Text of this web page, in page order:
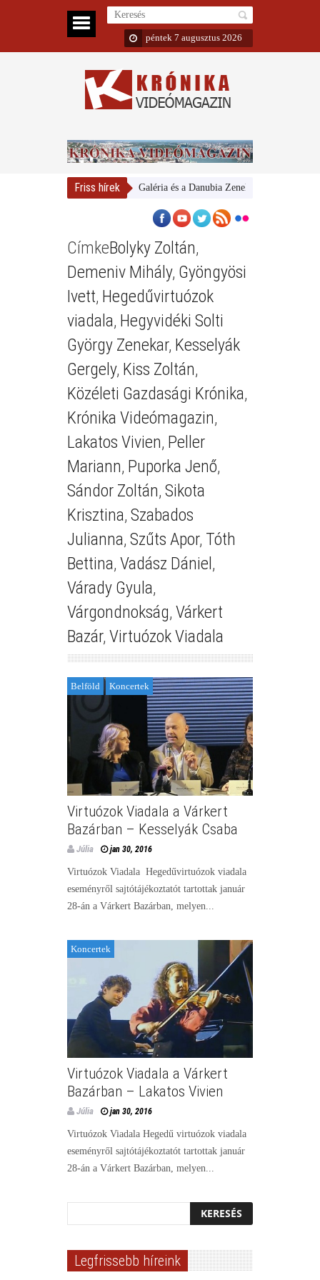
péntek 7 augusztus 2026
Friss hírek
Magyar Nemzeti Galéria és a Danubia Zenekar
CímkeBolyky Zoltán,
Demeniv Mihály, Gyöngyösi
Ivett, Hegedűvirtuózok
viadala, Hegyvidéki Solti
György Zenekar, Kesselyák
Gergely, Kiss Zoltán,
Közéleti Gazdasági Krónika,
Krónika Videómagazin,
Lakatos Vivien, Peller
Mariann, Puporka Jenő,
Sándor Zoltán, Sikota
Krisztina, Szabados
Julianna, Szűts Apor, Tóth
Bettina, Vadász Dániel ,
Várady Gyula,
Várgondnokság, Várkert
Bazár, Virtuózok Viadala
Belföld Koncertek
Virtuózok Viadala a Várkert
Bazárban – Kesselyák Csaba
Júlia jan 30, 2016
Virtuózok Viadala Hegedűvirtuózok viadala
eseményről sajtótájékoztatót tartottak január
28-án a Várkert Bazárban, melyen...
Koncertek
Virtuózok Viadala a Várkert
Bazárban – Lakatos Vivien
Júlia jan 30, 2016
Virtuózok Viadala Hegedű virtuózok viadala
eseményről sajtótájékoztatót tartottak január
28-án a Várkert Bazárban, melyen...
Legfrissebb híreink